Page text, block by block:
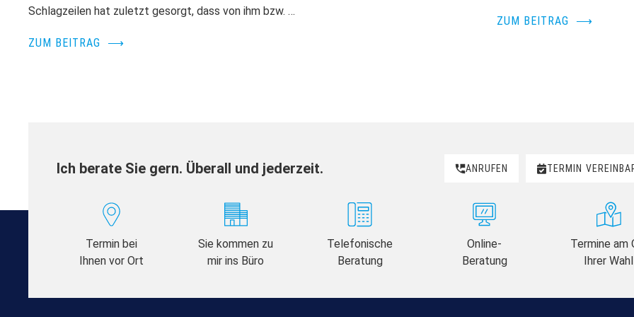
Schlagzeilen hat zuletzt gesorgt, dass von ihm bzw. …
ZUM BEITRAG ⟶
ZUM BEITRAG ⟶
Ich berate Sie gern. Überall und jederzeit. ANRUFEN TERMIN
Termin bei
Ihnen vor Ort
Sie kommen zu
mir ins Büro
Telefonische
Beratung
Online-
Beratung
Termine am
Ihrer Wahl